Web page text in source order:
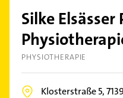
Silke
PHYSIOTHERAPIE
Klosterstraße 5,